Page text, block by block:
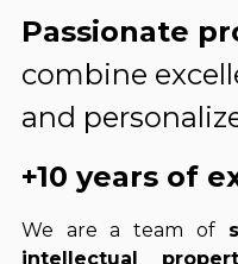
Passionate
combine
and
+10 years of
We are a team of
intellectual